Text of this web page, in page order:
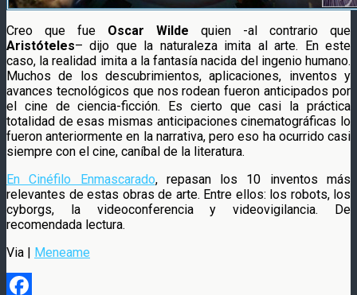
Creo que fue Oscar Wilde quien -al contrario que
Aristóteles– dijo que la naturaleza imita al arte. En este
caso, la realidad imita a la fantasía nacida del ingenio humano.
Muchos de los descubrimientos, aplicaciones, inventos y
avances tecnológicos que nos rodean fueron anticipados por
el cine de ciencia-ficción. Es cierto que casi la práctica
totalidad de esas mismas anticipaciones cinematográficas lo
fueron anteriormente en la narrativa, pero eso ha ocurrido casi
siempre con el cine, caníbal de la literatura.
En Cinéfilo Enmascarado, repasan los 10 inventos más
relevantes de estas obras de arte. Entre ellos: los robots, los
cyborgs, la videoconferencia y videovigilancia. De
recomendada lectura.
Via | Meneame